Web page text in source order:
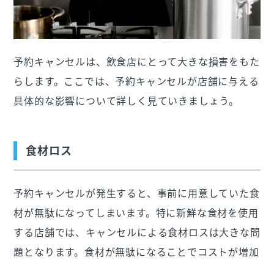
予約キャンセルは、飲食店にとって大きな損害をもた
らします。ここでは、予約キャンセルが店舗に与える
具体的な影響について詳しく見ていきましょう。
食材ロス
予約キャンセルが発生すると、事前に用意していた食
材が無駄になってしまいます。特に新鮮な食材を使用
する店舗では、キャンセルによる食材ロスは大きな問
題となります。食材が無駄になることでコストが増加